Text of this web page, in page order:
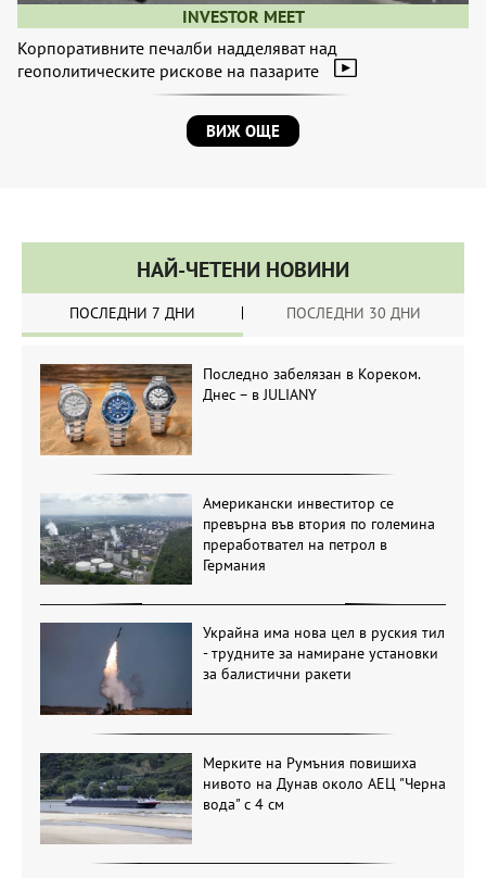
INVESTOR MEET
Корпоративните печалби надделяват над
геополитическите рискове на пазарите
ВИЖ ОЩЕ
НАЙ-ЧЕТЕНИ НОВИНИ
ПОСЛЕДНИ 7 ДНИ ПОСЛЕДНИ 30 ДНИ
Последно забелязан в Кореком.
Днес – в JULIANY
Американски инвеститор се
превърна във втория по големина
преработвател на петрол в
Германия
Украйна има нова цел в руския тил
- трудните за намиране установки
за балистични ракети
Мерките на Румъния повишиха
нивото на Дунав около АЕЦ "Черна
вода" с 4 см